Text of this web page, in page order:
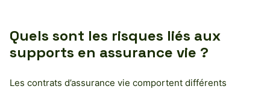
Quels sont les risques liés aux
supports en assurance vie ?
Les contrats d’assurance vie comportent différents